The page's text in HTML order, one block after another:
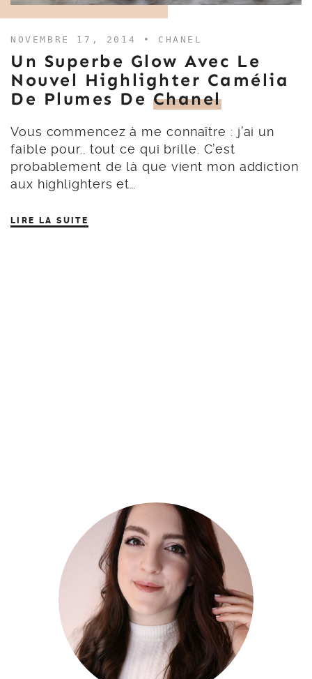
NOVEMBRE 17, 2014 • CHANEL
Un Superbe Glow Avec Le
Nouvel Highlighter Camélia
De Plumes De Chanel
Vous commencez à me connaître : j’ai un
faible pour.. tout ce qui brille. C’est
probablement de là que vient mon addiction
aux highlighters et…
LIRE LA SUITE